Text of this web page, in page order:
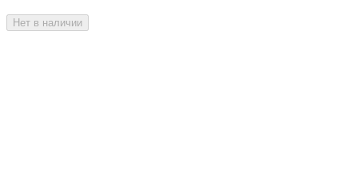
Нет в наличии